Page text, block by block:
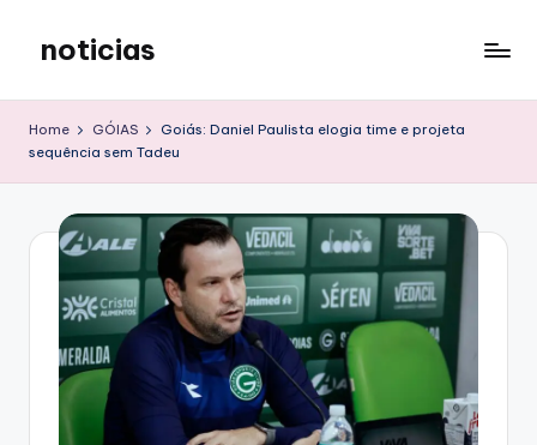
content
noticias
Home GÓIAS
Goiás: Daniel Paulista elogia time e projeta
sequência sem Tadeu